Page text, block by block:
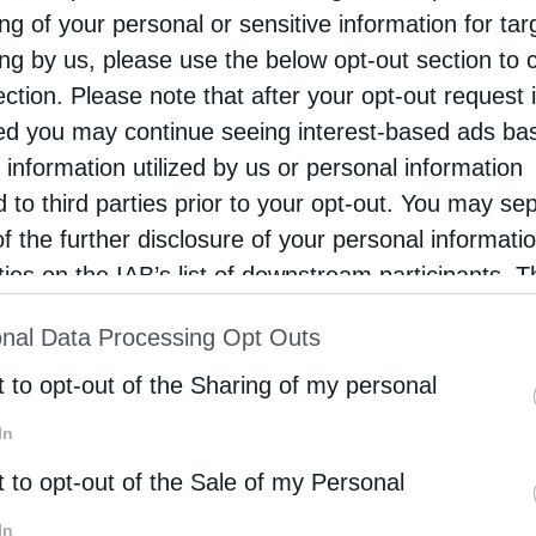
of your personal or sensitive information for
by us, please use the below opt-out section to
Please note that after your opt-out request
you may continue seeing interest-based ads
information utilized by us or personal information
to third parties prior to your opt-out. You may
the further disclosure of your personal
on the IAB’s list of downstream participants.
of Downstream Participantsthat may further
parties.
Data Processing Opt Outs
to opt-out of the Sharing of my personal
to opt-out of the Sale of my Personal
Ιερό Σαρανταλείτουργο για τη Σαρακοστή των
στον Ιερό Ναό Αγίου Νεκταρίου Τρικάλων
19 Νοεμβρίου 2021
ευλογίας και Πνευματικής Μέριμνας του
Μητροπολίτου μας Τρίκκης, Γαρδικίου
κ. Χρυσοστόμου, φέρεται εις γνώσιν των
χριστιανών ότι στον Ιερό Ναό του Αγίου
Μπάρας Τρικάλων, για …
Συλλείτουργο στον Πανηγυρίζοντα Ιερό Ναό
Νεκταρίου Τρικάλων (ΒΙΝΤΕΟ)